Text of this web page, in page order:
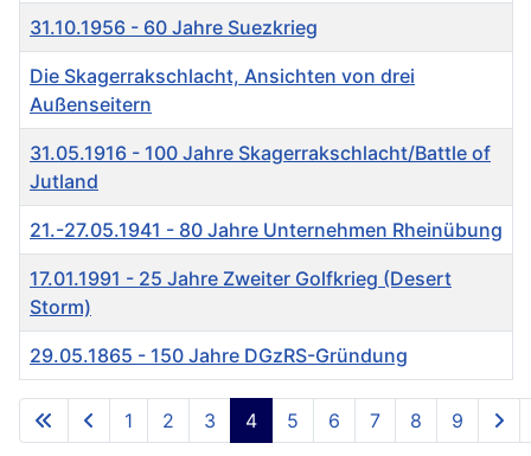
Beiträge
31.10.1956 - 60 Jahre Suezkrieg
Die Skagerrakschlacht, Ansichten von drei
Außenseitern
31.05.1916 - 100 Jahre Skagerrakschlacht/Battle of
Jutland
21.-27.05.1941 - 80 Jahre Unternehmen Rheinübung
17.01.1991 - 25 Jahre Zweiter Golfkrieg (Desert
Storm)
29.05.1865 - 150 Jahre DGzRS-Gründung
Seite 4 von 9
1 2 3 4 5 6 7 8 9